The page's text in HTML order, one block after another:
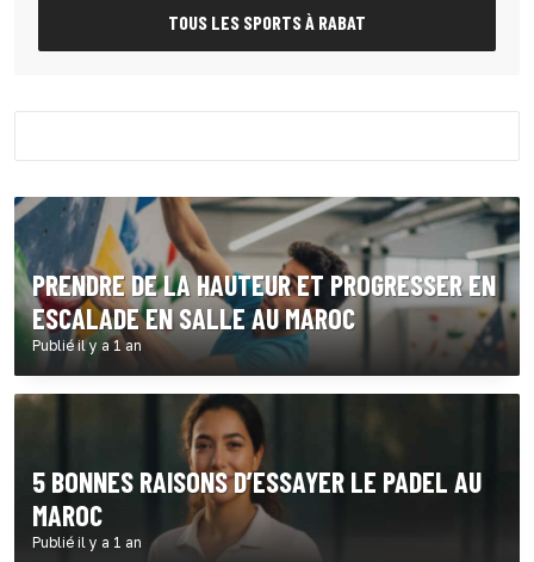
TOUS LES SPORTS À RABAT
PRENDRE DE LA HAUTEUR ET PROGRESSER EN
ESCALADE EN SALLE AU MAROC
Publié il y a 1 an
5 BONNES RAISONS D’ESSAYER LE PADEL AU
MAROC
Publié il y a 1 an